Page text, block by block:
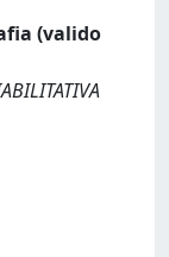
(valido